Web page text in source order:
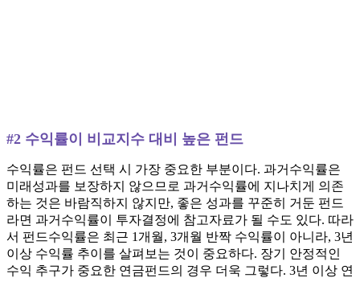
#2 수익률이 비교지수 대비 높은 펀드
수익률은 펀드 선택 시 가장 중요한 부분이다. 과거수익률은
미래성과를 보장하지 않으므로 과거수익률에 지나치게 의존
하는 것은 바람직하지 않지만, 좋은 성과를 꾸준히 거둔 펀드
라면 과거수익률이 투자결정에 참고자료가 될 수도 있다. 따라
서 펀드수익률은 최근 1개월, 3개월 반짝 수익률이 아니라, 3년
이상 수익률 추이를 살펴보는 것이 중요하다. 장기 안정적인
수익 추구가 중요한 연금펀드의 경우 더욱 그렇다. 3년 이상 연